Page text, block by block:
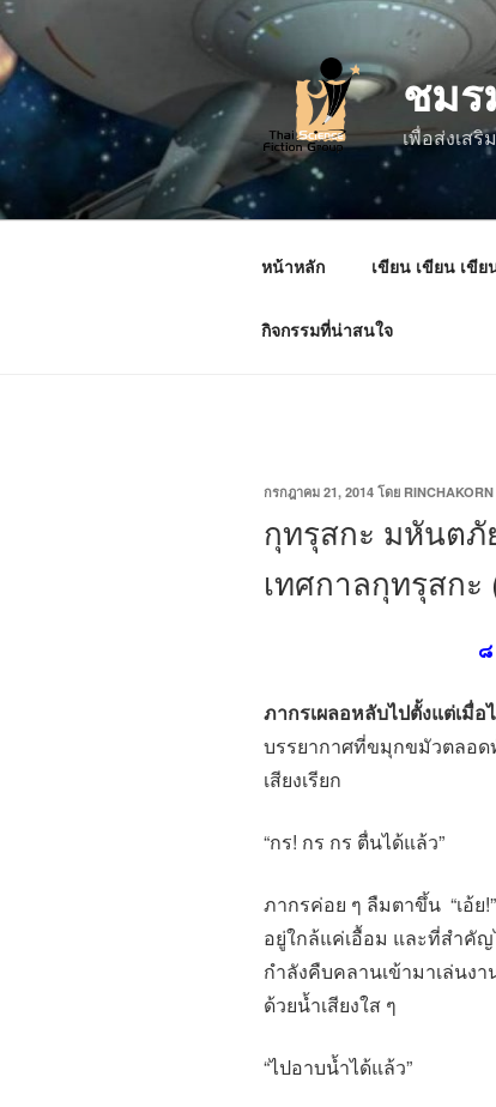
ข้าม
ไป
ยัง
บทความ
ชมร
เพื่อส่งเส
หน้าหลัก เขียน เขียน เขีย
กิจกรรมที่น่าสนใจ
เขียน
ที่
กรกฎาคม 21, 2014 โดย RINCHAKORN
กุทรุสกะ มหันตภั
เทศกาลกุทรุสกะ
๘
ภากรเผลอหลับไปตั้งแต่เมื่อ
บรรยากาศที่ขมุกขมัวตลอด
เสียงเรียก
“กร! กร กร ตื่นได้แล้ว”
ภากรค่อย ๆ ลืมตาขึ้น “เอ้ย
อยู่ใกล้แค่เอื้อม และที่สำคัญ
กำลังคืบคลานเข้ามาเล่นง
ด้วยน้ำเสียงใส ๆ
“ไปอาบน้ำได้แล้ว”